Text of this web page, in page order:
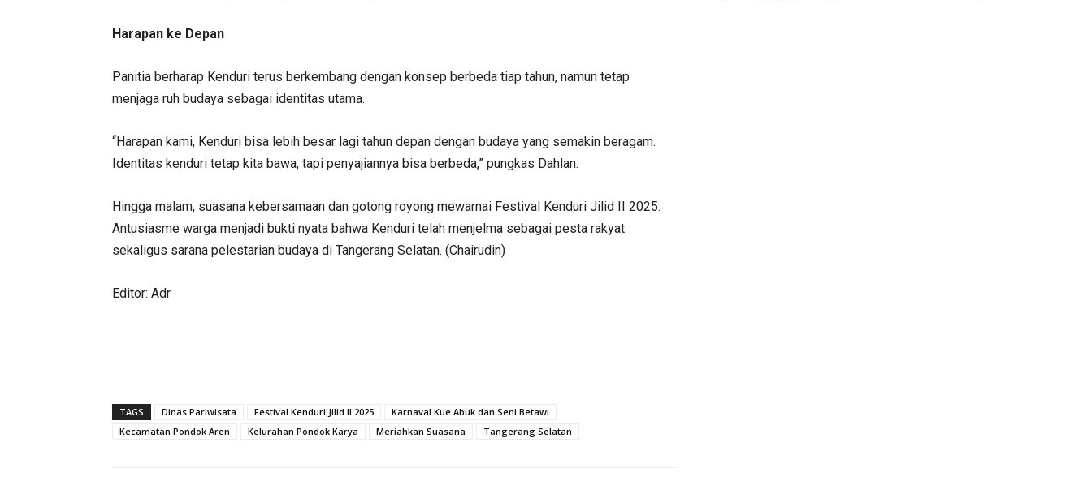
Harapan ke Depan
Panitia berharap Kenduri terus berkembang dengan konsep berbeda tiap tahun, namun tetap
menjaga ruh budaya sebagai identitas utama.
“Harapan kami, Kenduri bisa lebih besar lagi tahun depan dengan budaya yang semakin beragam.
Identitas kenduri tetap kita bawa, tapi penyajiannya bisa berbeda,” pungkas Dahlan.
Hingga malam, suasana kebersamaan dan gotong royong mewarnai Festival Kenduri Jilid II 2025.
Antusiasme warga menjadi bukti nyata bahwa Kenduri telah menjelma sebagai pesta rakyat
sekaligus sarana pelestarian budaya di Tangerang Selatan. (Chairudin)
Editor: Adr
TAGS Dinas Pariwisata Festival Kenduri Jilid II 2025
Karnaval Kue Abuk dan Seni Betawi
Kecamatan Pondok Aren
Kelurahan Pondok Karya Meriahkan Suasana Tangerang Selatan